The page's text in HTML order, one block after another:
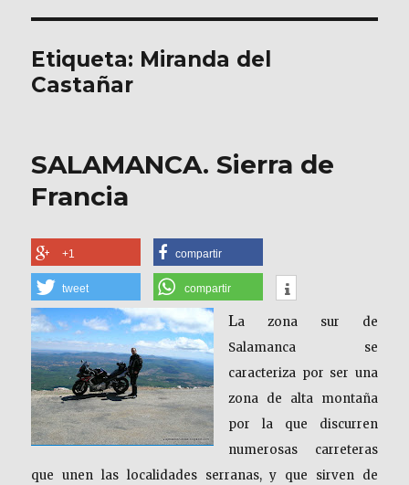
Etiqueta: Miranda del
Castañar
SALAMANCA. Sierra de
Francia
+1 compartir
tweet compartir
La zona sur de
Salamanca se
caracteriza por ser una
zona de alta montaña
por la que discurren
numerosas carreteras
que unen las localidades serranas, y que sirven de